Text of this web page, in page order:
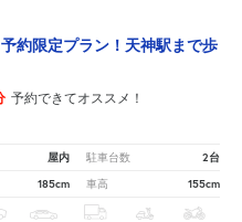
約限定プラン！天神駅まで歩
予約できてオススメ！
屋内 駐車台数 2台
185cm 車高 155cm